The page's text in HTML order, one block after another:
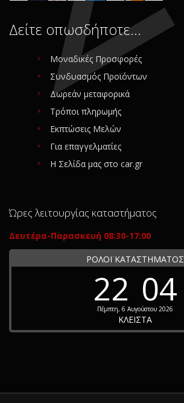
Δείτε οπωσδήποτε…
Μοναδικές Προσφορές
Συνδυασμός Προϊόντων
Δωρεάν μεταφορικά
Τρόποι πληρωμής
Εκπτώσεις Μελών
Για επαγγελματίες
Η Σελίδα μας στο car.gr
Ώρες λειτουργίας καταστήματος
Δευτέρα-Παρασκευή 08:30-17:00
ΡΟΛΟΪ ΚΑΤΑΣΤΗΜΑΤΟΣ
22 04
Πέμπτη, 6 Αυγούστου 2026
ΚΛΕΙΣΤΑ